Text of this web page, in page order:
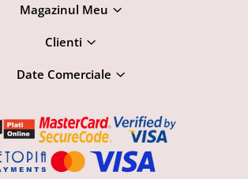
Magazinul Meu
Clienti
Date Comerciale